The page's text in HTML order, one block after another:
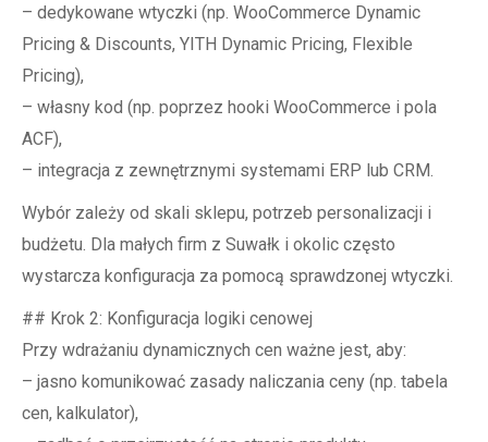
– dedykowane wtyczki (np. WooCommerce Dynamic
Pricing & Discounts, YITH Dynamic Pricing, Flexible
Pricing),
– własny kod (np. poprzez hooki WooCommerce i pola
ACF),
– integracja z zewnętrznymi systemami ERP lub CRM.
Wybór zależy od skali sklepu, potrzeb personalizacji i
budżetu. Dla małych firm z Suwałk i okolic często
wystarcza konfiguracja za pomocą sprawdzonej wtyczki.
## Krok 2: Konfiguracja logiki cenowej
Przy wdrażaniu dynamicznych cen ważne jest, aby:
– jasno komunikować zasady naliczania ceny (np. tabela
cen, kalkulator),